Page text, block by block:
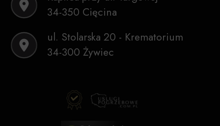
34-350 Cięcina
ul. Stolarska 20 - Krematorium
34-300 Żywiec